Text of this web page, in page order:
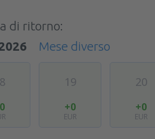
di ritorno:
Mese diverso
19
+0
EUR
20
+0
EUR